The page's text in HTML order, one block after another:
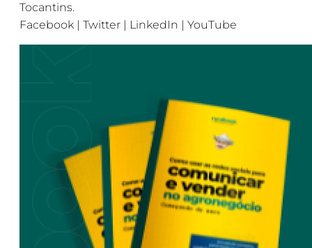
Tocantins.
Facebook | Twitter | LinkedIn | YouTube